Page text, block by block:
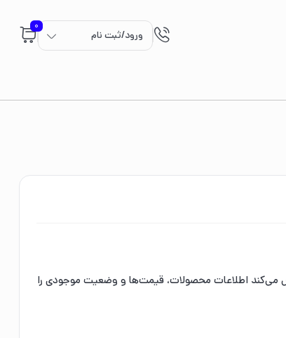
ورود/ثبت نام
0
می‌کند اطلاعات محصولات، قیمت‌ها و وضعیت موجودی را